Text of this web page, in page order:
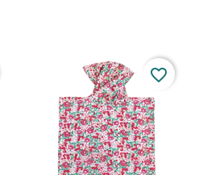
favorite_border